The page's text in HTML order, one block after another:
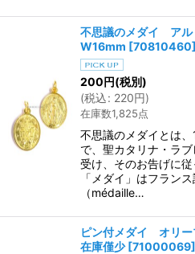
不思議のメダイ ア
W16mm [70810460]
200円(税別)
(税込: 220円)
在庫数1,825点
不思議のメダイとは
で、聖カタリナ・ラ
受け、そのお告げに従
「メダイ」はフラン
（médaille…
ピン付メダイ オリ
在庫僅少 [71000069]